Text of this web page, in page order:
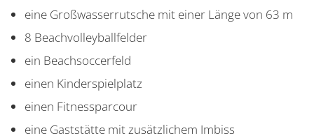
eine Großwasserrutsche mit einer Länge von 63 m
8 Beachvolleyballfelder
ein Beachsoccerfeld
einen Kinderspielplatz
einen Fitnessparcour
eine Gaststätte mit zusätzlichem Imbiss